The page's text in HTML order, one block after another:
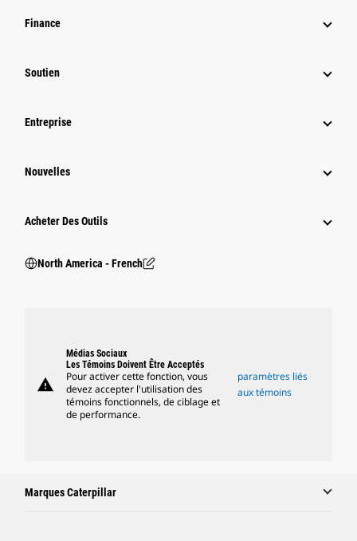
Finance
Soutien
Entreprise
Nouvelles
Acheter Des Outils
North America - French
warning
Médias Sociaux
Les Témoins Doivent Être Acceptés
Pour activer cette fonction, vous
devez accepter l'utilisation des
témoins fonctionnels, de ciblage et
de performance.
paramètres liés
aux témoins
Marques Caterpillar